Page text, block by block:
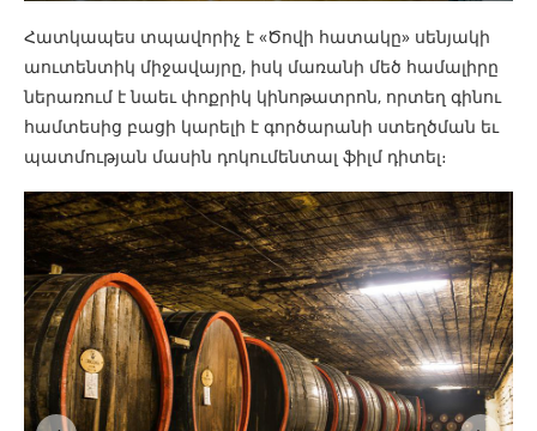
Հատկապես տպավորիչ է «Ծովի հատակը» սենյակի
աուտենտիկ միջավայրը, իսկ մառանի մեծ համալիրը
ներառում է նաեւ փոքրիկ կինոթատրոն, որտեղ գինու
համտեսից բացի կարելի է գործարանի ստեղծման եւ
պատմության մասին դոկումենտալ ֆիլմ դիտել։